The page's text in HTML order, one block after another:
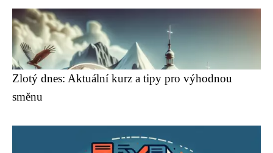
Zlotý dnes: Aktuální kurz a tipy pro výhodnou
směnu